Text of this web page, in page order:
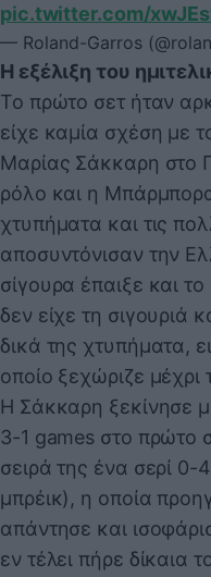
pic.twitter.com/
— Roland-Garros
Η εξέλιξη του
Το πρώτο σετ ήταν
είχε καμία σχέση με
Μαρίας Σάκκαρη στο
ρόλο και η
χτυπήματα και τις
αποσυντόνισαν την
σίγουρα έπαιξε και
δεν είχε τη σιγουριά
δικά της χτυπήματα,
οποίο ξεχώριζε
Η Σάκκαρη ξεκίνησε
3-1 games στο πρώτο
σειρά της ένα σερί
μπρέικ), η οποία
απάντησε και
εν τέλει πήρε δίκαια